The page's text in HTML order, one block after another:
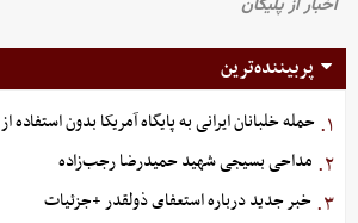
پربیننده‌ترین
۱. حمله خلبانان ایرانی به پایگاه آمریکا بدون استفاده از GPS
۲. مداحی بسیجی شهید حمیدرضا رجب‌زاده
۳. خبر جدید درباره استعفای ذولقدر +جزئیات